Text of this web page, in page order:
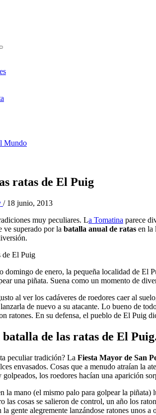
Mundo
ratas de El Puig
/ 18 junio, 2013
muy peculiares. La Tomatina parece
ve superado por la batalla anual de ratas en la
domingo de enero, la pequeña localidad de El
una piñata. Suena como un momento de
al ver los cadáveres de roedores caer al
de nuevo a su atacante. Lo bueno de
ratones. En su defensa, el pueblo de El Puig
de las ratas de El
peculiar tradición? La Fiesta Mayor de San
envasados. Cosas que a menudo atraían la
golpeados, los roedores hacían una aparición
la mano (el mismo palo para golpear la
las cosas se salieron de control, un año los
gente alegremente lanzándose ratones unos